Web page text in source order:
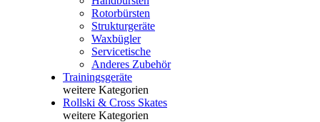
Rotorbürsten
Strukturgeräte
Waxbügler
Servicetische
Anderes Zubehör
Trainingsgeräte
weitere Kategorien
Rollski & Cross Skates
weitere Kategorien